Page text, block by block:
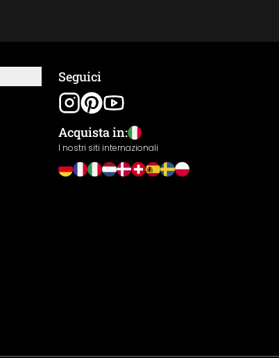
Seguici
Acquista in:
I nostri siti internazionali